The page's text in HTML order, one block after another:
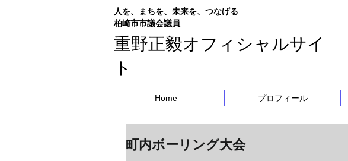
人を、まちを、未来を、つなげる
​柏崎市市議会議員
重野正毅オフィシャルサイ
ト
Home プロフィール
町内ボーリング大会